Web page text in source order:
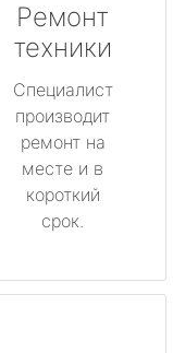
Ремонт
техники
Специалист
производит
ремонт на
месте и в
короткий
срок.